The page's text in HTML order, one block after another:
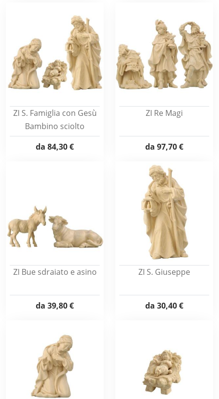
ZI S. Famiglia con Gesù
Bambino sciolto
da 84,30 €
ZI Re Magi
da 97,70 €
ZI Bue sdraiato e asino
da 39,80 €
ZI S. Giuseppe
da 30,40 €